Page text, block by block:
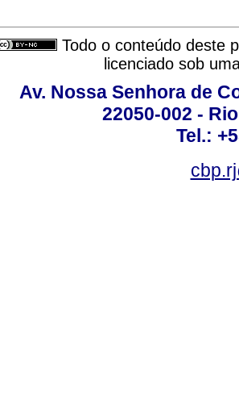
Todo o conteúdo deste
licenciado sob
Av. Nossa Senhora de
22050-002 -
Tel.: